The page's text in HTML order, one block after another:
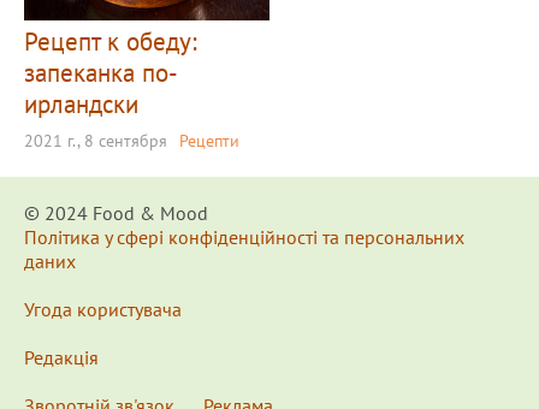
Рецепт к обеду:
запеканка по-
ирландски
2021 г., 8 сентября Рецепти
© 2024 Food & Мood
Політика у сфері конфіденційності та персональних
даних
Угода користувача
Редакція